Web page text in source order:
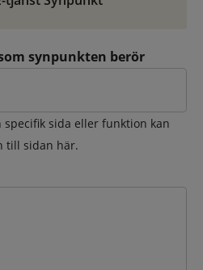
synpunkten berör
sida eller funktion kan
till sidan här.